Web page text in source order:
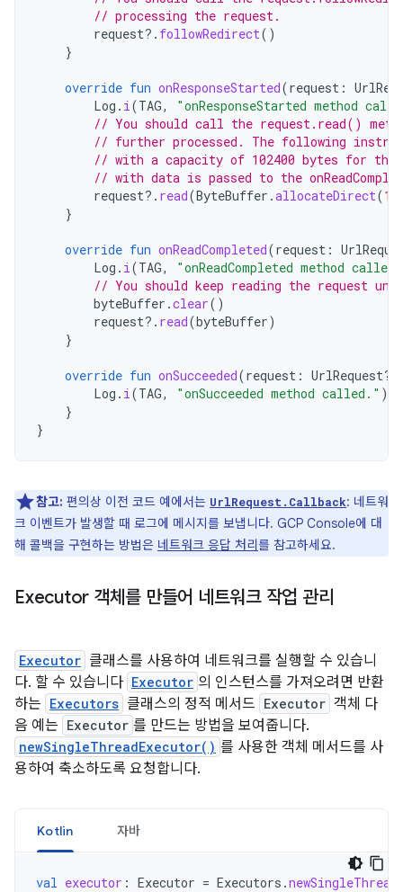
// processing the request.
request?. followRedirect()
}
override fun onResponseStarted(request :
Log . i(TAG,
"onResponseStarted method
// You should call the request.read()
// further processed. The following
// with a capacity of 102400 bytes for the
// with data is passed to the
request?. read(ByteBuffer .allocateDirect(
}
override fun onReadCompleted(request :
Log . i(TAG,
"onReadCompleted method
// You should keep reading the request
byteBuffer .clear()
request?. read(byteBuffer)
}
override fun onSucceeded(request : UrlRequest?,
Log . i(TAG, "onSucceeded method called." )
}
}
참고: 편의상 이전 코드 예에서는 UrlRequest.Callback: 네트워
크 이벤트가 발생할 때 로그에 메시지를 보냅니다. GCP Console에 대
해 콜백을 구현하는 방법은 네트워크 응답 처리를 참고하세요.
Executor 객체를 만들어 네트워크 작업 관리
Executor 클래스를 사용하여 네트워크를 실행할 수 있습니
다. 할 수 있습니다 Executor 의 인스턴스를 가져오려면 반환
하는 Executors 클래스의 정적 메서드 Executor 객체 다
음 예는 Executor 를 만드는 방법을 보여줍니다.
newSingleThreadExecutor() 를 사용한 객체 메서드를 사
용하여 축소하도록 요청합니다.
Kotlin 자바
val executor : Executor = Executors .